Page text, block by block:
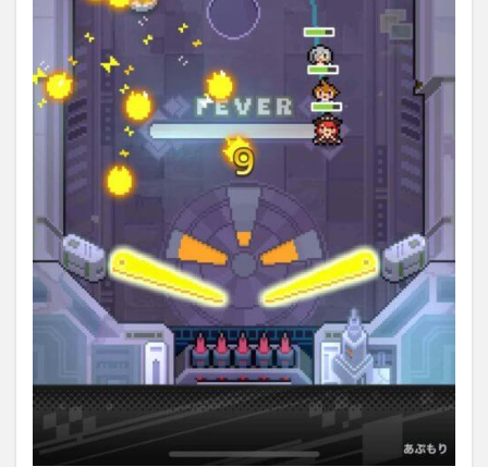
ーは
を課
金し
た方
がい
い
の？
【ワ
ドフ
リッ
パ
ー】
序盤
攻略
はス
キル
を使
いこ